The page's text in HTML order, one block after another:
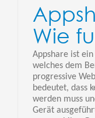
Wie
Appshare ist
welches dem
progressive
bedeutet, dass
werden muss
Gerät